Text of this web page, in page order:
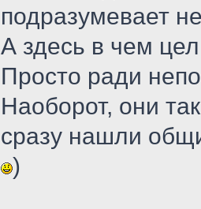
подразумевает
А здесь в чем
Просто ради
Наоборот, они
сразу нашли
)